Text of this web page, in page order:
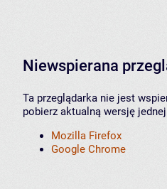
Niewspierana
Ta przeglądarka nie jest
pobierz aktualną wersję
Mozilla Firefox
Google Chrome